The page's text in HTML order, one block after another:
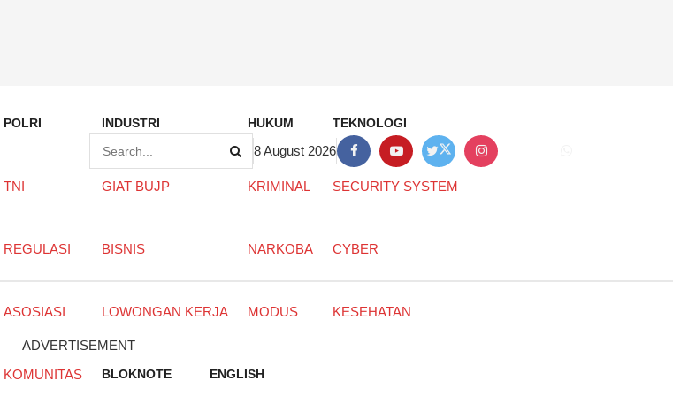
8 August 2026
POLRI
TNI
REGULASI
ASOSIASI
KOMUNITAS
INDUSTRI
GIAT BUJP
BISNIS
LOWONGAN KERJA
HUKUM
KRIMINAL
NARKOBA
MODUS
TEKNOLOGI
SECURITY SYSTEM
CYBER
KESEHATAN
BLOKNOTE ENGLISH
ADVERTISEMENT